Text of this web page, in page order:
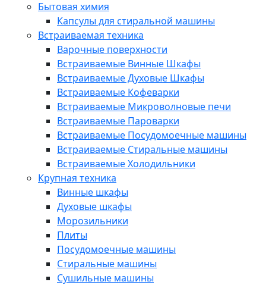
Бытовая химия
Капсулы для стиральной машины
Встраиваемая техника
Варочные поверхности
Встраиваемые Винные Шкафы
Встраиваемые Духовые Шкафы
Встраиваемые Кофеварки
Встраиваемые Микроволновые печи
Встраиваемые Пароварки
Встраиваемые Посудомоечные машины
Встраиваемые Стиральные машины
Встраиваемые Холодильники
Крупная техника
Винные шкафы
Духовые шкафы
Морозильники
Плиты
Посудомоечные машины
Стиральные машины
Сушильные машины